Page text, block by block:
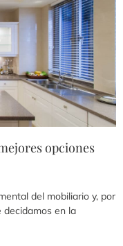
opciones
del mobiliario y, por
decidamos en la